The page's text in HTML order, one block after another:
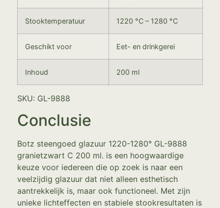
Stooktemperatuur 1220 °C – 1280 °C
Geschikt voor Eet- en drinkgerei
Inhoud 200 ml
SKU: GL-9888
Conclusie
Botz steengoed glazuur 1220-1280° GL-9888
granietzwart C 200 ml. is een hoogwaardige
keuze voor iedereen die op zoek is naar een
veelzijdig glazuur dat niet alleen esthetisch
aantrekkelijk is, maar ook functioneel. Met zijn
unieke lichteffecten en stabiele stookresultaten is